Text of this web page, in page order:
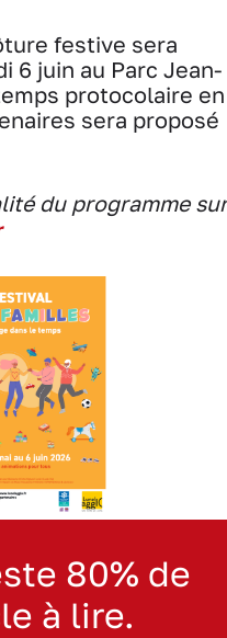
festive sera
6 juin au Parc Jean-
protocolaire en
sera proposé
du programme sur
80% de
à lire.